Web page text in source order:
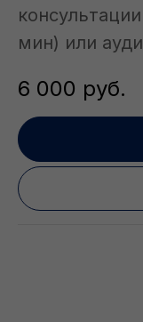
мин) или
6 000 руб.